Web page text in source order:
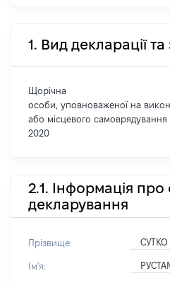
1. Вид декларації
Щорічна
особи, уповноваженої на
або місцевого
2020
2.1. Інформація про
декларування
Прізвище: СУТКО
Ім'я: